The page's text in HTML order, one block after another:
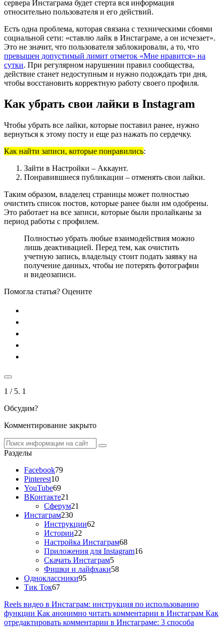
сервера Инстаграма будет стерта вся информация
относительно пользователя и его действий.
Есть одна проблема, которая связана с техническими сбоями
социальной сети: «ставлю лайк в Инстаграме, а он исчезает».
Это не значит, что пользователя заблокировали, а то, что
превышен допустимый лимит отметок «Мне нравится» на
сутки. При регулярном нарушении правил сообщества,
действие станет недоступным и нужно подождать три дня,
чтобы восстановить корректную работу своего профиля.
Как убрать свои лайки в Instagram
Чтобы убрать все лайки, которые поставил ранее, нужно
вернуться к этому посту и еще раз нажать по сердечку.
Как найти записи, которые понравились:
Зайти в Настройки – Аккаунт.
Понравившиеся публикации – отменять свои лайки.
Таким образом, владелец страницы может полностью
очистить список постов, которые ранее были им одобрены.
Это работает на все записи, которые были пролайканы за
период работы с профилем.
Полностью убрать любые взаимодействия можно
лишь деактивацией. Перед тем, как очистить
учетную запись, владельцу стоит подать заявку на
получение данных, чтобы не потерять фотографии
и видеозаписи.
Помогла статья? Оцените
1 / 5. 1
Обсудим?
Комментирование закрыто
Разделы
Facebook79
Pinterest10
YouTube69
ВКонтакте21
Сферум21
Инстаграм230
Инструкции62
Истории22
Настройка Инстаграм68
Приложения для Instagram16
Скачать Инстаграм5
Фишки и лайфхаки58
Одноклассники95
Тик Ток67
Reels видео в Инстаграм: инструкция по использованию
функции Как анонимно читать комментарии в Инстаграм Как
отредактировать комментарии в Инстаграме: 3 способа